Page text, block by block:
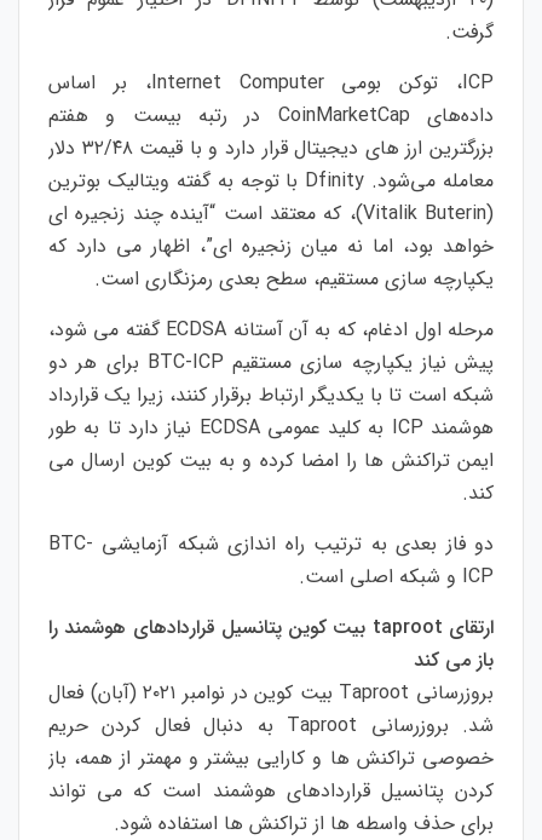
گرفت.
ICP، توکن بومی Internet Computer، بر اساس
داده‌های CoinMarketCap در رتبه بیست و هفتم
بزرگترین ارز های دیجیتال قرار دارد و با قیمت ۳۲/۴۸ دلار
معامله می‌شود. Dfinity با توجه به گفته ویتالیک بوترین
(Vitalik Buterin)، که معتقد است “آینده چند زنجیره ای
خواهد بود، اما نه میان زنجیره ای”، اظهار می دارد که
یکپارچه سازی مستقیم، سطح بعدی رمزنگاری است.
مرحله اول ادغام، که به آن آستانه ECDSA گفته می شود،
پیش نیاز یکپارچه سازی مستقیم BTC-ICP برای هر دو
شبکه است تا با یکدیگر ارتباط برقرار کنند، زیرا یک قرارداد
هوشمند ICP به کلید عمومی ECDSA نیاز دارد تا به طور
ایمن تراکنش ها را امضا کرده و به بیت کوین ارسال می
کند.
دو فاز بعدی به ترتیب راه اندازی شبکه آزمایشی BTC-
ICP و شبکه اصلی است.
ارتقای taproot بیت کوین پتانسیل قراردادهای هوشمند را
باز می کند
بروزرسانی Taproot بیت کوین در نوامبر ۲۰۲۱ (آبان) فعال
شد. بروزرسانی Taproot به دنبال فعال کردن حریم
خصوصی تراکنش ها و کارایی بیشتر و مهمتر از همه، باز
کردن پتانسیل قراردادهای هوشمند است که می تواند
برای حذف واسطه ها از تراکنش ها استفاده شود.